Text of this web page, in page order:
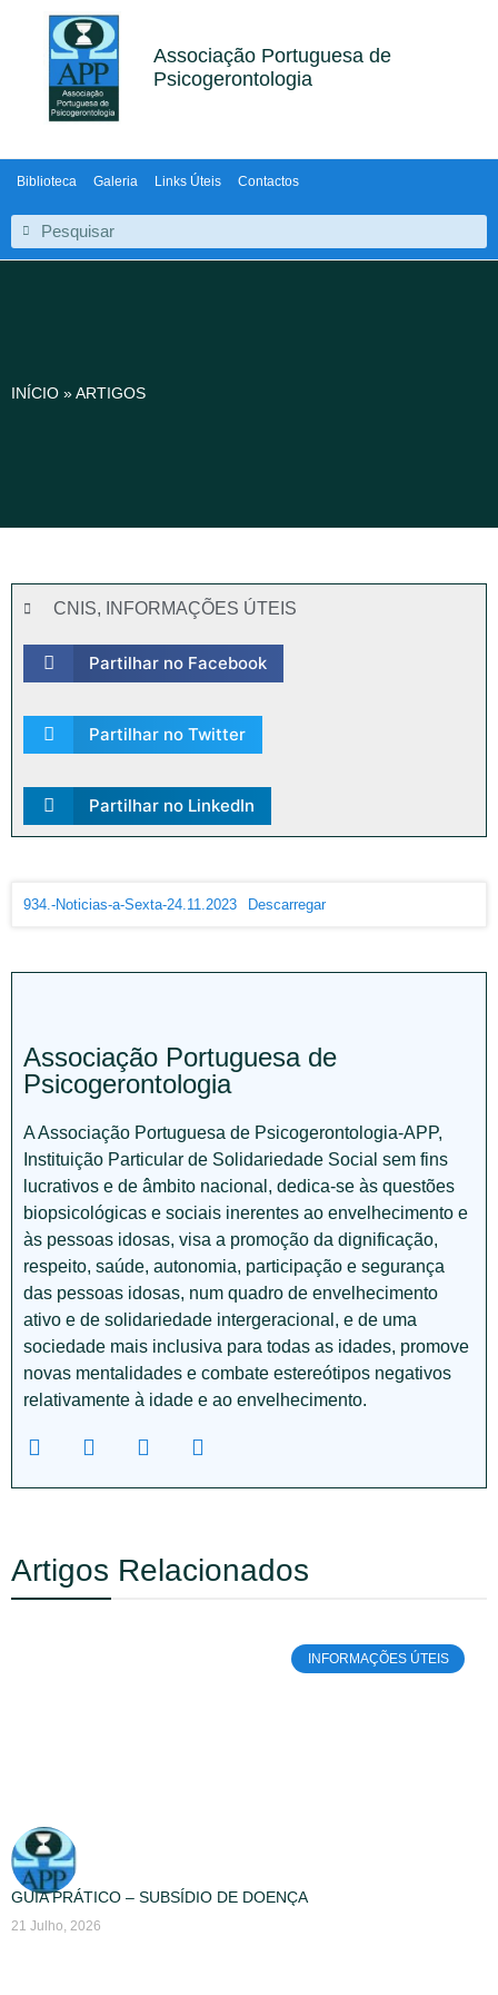
Associação Portuguesa de
Psicogerontologia
Biblioteca Galeria Links Úteis Contactos
INÍCIO »ARTIGOS
CNIS, INFORMAÇÕES ÚTEIS
Partilhar no Facebook
Partilhar no Twitter
Partilhar no LinkedIn
934.-Noticias-a-Sexta-24.11.2023 Descarregar
Associação Portuguesa de
Psicogerontologia
A Associação Portuguesa de Psicogerontologia-APP,
Instituição Particular de Solidariedade Social sem fins
lucrativos e de âmbito nacional, dedica-se às questões
biopsicológicas e sociais inerentes ao envelhecimento e
às pessoas idosas, visa a promoção da dignificação,
respeito, saúde, autonomia, participação e segurança
das pessoas idosas, num quadro de envelhecimento
ativo e de solidariedade intergeracional, e de uma
sociedade mais inclusiva para todas as idades, promove
novas mentalidades e combate estereótipos negativos
relativamente à idade e ao envelhecimento.
Artigos Relacionados
INFORMAÇÕES ÚTEIS
GUIA PRÁTICO – SUBSÍDIO DE DOENÇA
21 Julho, 2026